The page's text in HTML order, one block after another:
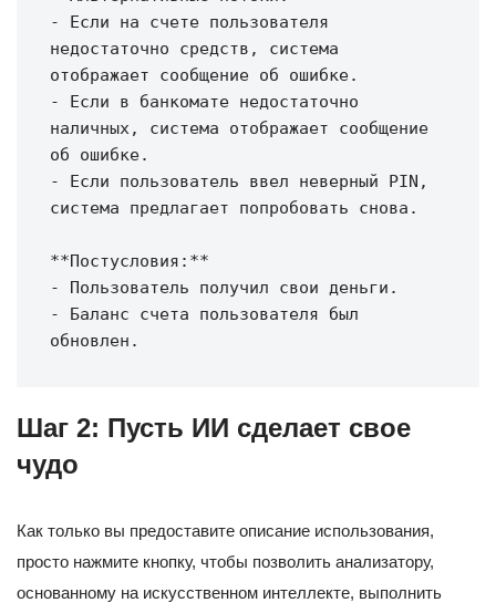
- Если на счете пользователя
недостаточно средств, система
отображает сообщение об ошибке.
- Если в банкомате недостаточно
наличных, система отображает сообщение
об ошибке.
- Если пользователь ввел неверный PIN,
система предлагает попробовать снова.
**Постусловия:**
- Пользователь получил свои деньги.
- Баланс счета пользователя был
Шаг 2: Пусть ИИ сделает свое
чудо
Как только вы предоставите описание использования,
просто нажмите кнопку, чтобы позволить анализатору,
основанному на искусственном интеллекте, выполнить